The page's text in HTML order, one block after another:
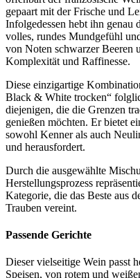
gepaart mit der Frische und
Infolgedessen hebt ihn genau
volles, rundes Mundgefühl
von Noten schwarzer Beeren
Komplexität und Raffinesse.
Diese einzigartige
Black & White trocken“
diejenigen, die die Grenzen
genießen möchten. Er bietet
sowohl Kenner als auch
und herausfordert.
Durch die ausgewählte
Herstellungsprozess
Kategorie, die das Beste aus
Trauben vereint.
Passende Gerichte
Dieser vielseitige Wein passt
Speisen, von rotem und